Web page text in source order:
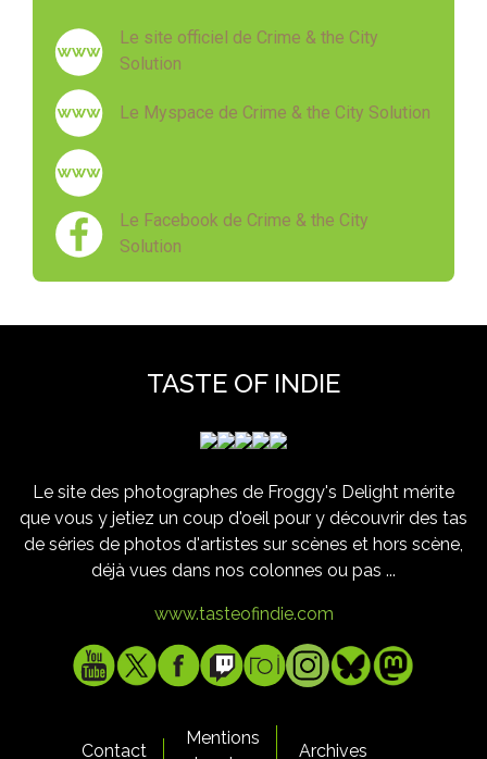
Le site officiel de Crime & the City
Solution
Le Myspace de Crime & the City Solution
Le Facebook de Crime & the City
Solution
TASTE OF INDIE
Le site des photographes de Froggy's Delight mérite
que vous y jetiez un coup d'oeil pour y découvrir des tas
de séries de photos d'artistes sur scènes et hors scène,
déjà vues dans nos colonnes ou pas ...
www.tasteofindie.com
Contact
Mentions
Archives